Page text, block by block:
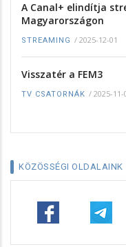
A Canal+ elindítja
Magyarországon
STREAMING / 2025-12-01
Visszatér a FEM3
TV CSATORNÁK / 2025-11-
KÖZÖSSÉGI OLDALAINK